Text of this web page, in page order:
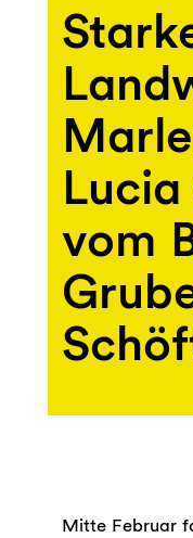
vom
Mitte Februar